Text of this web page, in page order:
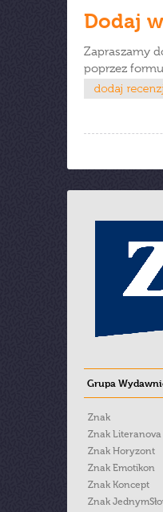
Dodaj
Zapraszamy
poprzez
Grupa
Znak
Znak Literanova
Znak Horyzont
Znak Emotikon
Znak Koncept
Znak